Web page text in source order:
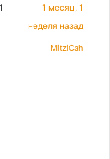
1
1 месяц, 1
неделя назад
MitziCah